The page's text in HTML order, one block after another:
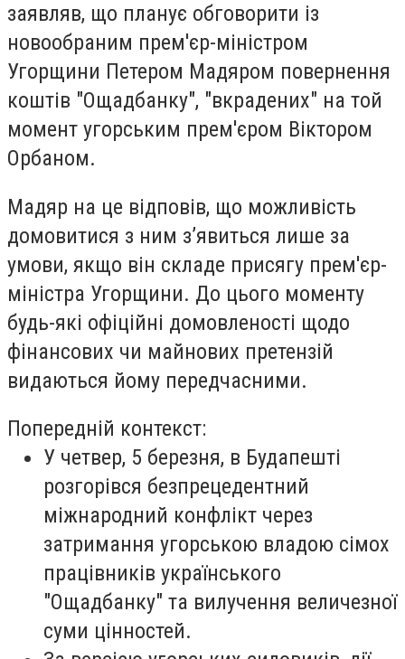
заявляв, що планує обговорити із
новообраним прем'єр-міністром
Угорщини Петером Мадяром повернення
коштів "Ощадбанку", "вкрадених" на той
момент угорським прем'єром Віктором
Орбаном.
Мадяр на це відповів, що можливість
домовитися з ним з’явиться лише за
умови, якщо він складе присягу прем'єр-
міністра Угорщини. До цього моменту
будь-які офіційні домовленості щодо
фінансових чи майнових претензій
видаються йому передчасними.
Попередній контекст:
У четвер, 5 березня, в Будапешті
розгорівся безпрецедентний
міжнародний конфлікт через
затримання угорською владою сімох
працівників українського
"Ощадбанку" та вилучення величезної
суми цінностей.